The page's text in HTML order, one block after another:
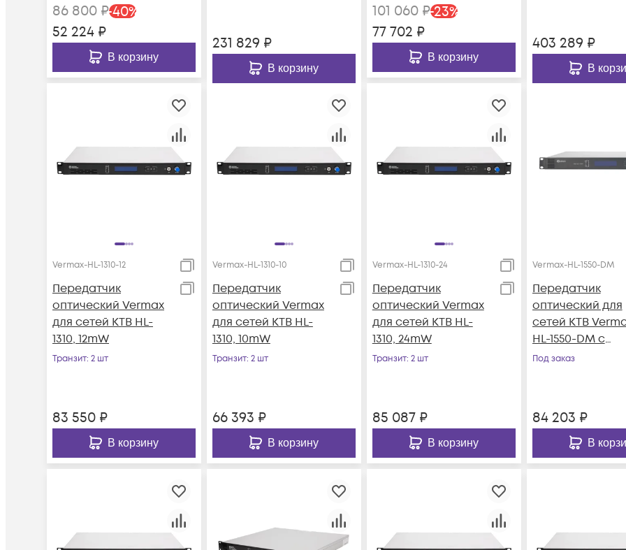
86 800 ₽-40%
52 224 ₽
В корзину
231 829 ₽
В корзину
101 060₽-23%
77 702 ₽
В корзину
403 289 ₽
В
Vermax-HL-1310-12
Передатчик
оптический Vermax
для сетей КТВ HL-
1310, 12mW
Транзит: 2 шт
83 550 ₽
В корзину
Vermax-HL-1310-10
Передатчик
оптический Vermax
для сетей КТВ HL-
1310, 10mW
Транзит: 2 шт
66 393 ₽
В корзину
Vermax-HL-1310-24
Передатчик
оптический Vermax
для сетей КТВ HL-
1310, 24mW
Транзит: 2 шт
85 087₽
В корзину
Vermax-HL-1550-DM
Передатчик
оптический для
сетей КТВ
HL-1550-DM с
прямой
Под заказ
84 203 ₽
В